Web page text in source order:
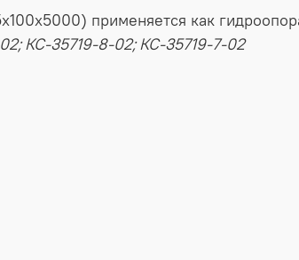
применяется как
КС-35719-8-02; КС-35719-7-02